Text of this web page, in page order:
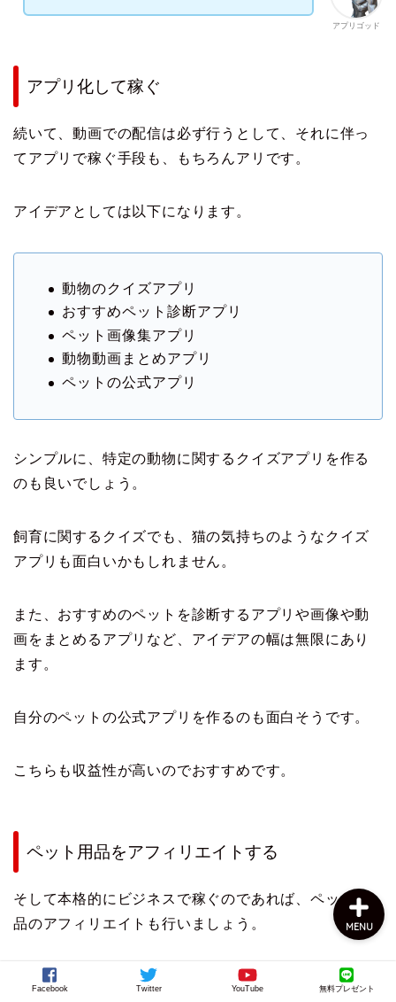
アプリゴッド
アプリ化して稼ぐ
続いて、動画での配信は必ず行うとして、それに伴っ
てアプリで稼ぐ手段も、もちろんアリです。
アイデアとしては以下になります。
動物のクイズアプリ
おすすめペット診断アプリ
ペット画像集アプリ
動物動画まとめアプリ
ペットの公式アプリ
シンプルに、特定の動物に関するクイズアプリを作る
のも良いでしょう。
飼育に関するクイズでも、猫の気持ちのようなクイズ
アプリも面白いかもしれません。
また、おすすめのペットを診断するアプリや画像や動
画をまとめるアプリなど、アイデアの幅は無限にあり
ます。
自分のペットの公式アプリを作るのも面白そうです。
こちらも収益性が高いのでおすすめです。
ペット用品をアフィリエイトする
そして本格的にビジネスで稼ぐのであれば、ペット用
品のアフィリエイトも行いましょう。
Facebook Twitter YouTube 無料プレゼント
MENU
上田公式メルマガ